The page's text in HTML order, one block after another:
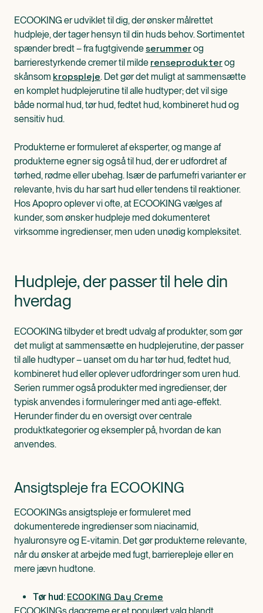
ECOOKING er udviklet til dig, der ønsker målrettet
hudpleje, der tager hensyn til din huds behov. Sortimentet
spænder bredt – fra fugtgivendeserummerog
barrierestyrkende cremer til milde renseprodukterog
skånsom kropspleje. Det gør det muligt at sammensætte
en komplet hudplejerutine til alle hudtyper; det vil sige
både normal hud, tør hud, fedtet hud, kombineret hud og
sensitiv hud.
Produkterne er formuleret af eksperter, og mange af
produkterne egner sig også til hud, der er udfordret af
tørhed, rødme eller ubehag. Især de parfumefri varianter er
relevante, hvis du har sart hud eller tendens til reaktioner.
Hos Apopro oplever vi ofte, at ECOOKING vælges af
kunder, som ønsker hudpleje med dokumenteret
virksomme ingredienser, men uden unødig kompleksitet.
Hudpleje, der passer til hele din
hverdag
ECOOKING tilbyder et bredt udvalg af produkter, som gør
det muligt at sammensætte en hudplejerutine, der passer
til alle hudtyper – uanset om du har tør hud, fedtet hud,
kombineret hud eller oplever udfordringer som uren hud.
Serien rummer også produkter med ingredienser, der
typisk anvendes i formuleringer med anti age-effekt.
Herunder finder du en oversigt over centrale
produktkategorier og eksempler på, hvordan de kan
anvendes.
Ansigtspleje fra ECOOKING
ECOOKINGs ansigtspleje er formuleret med
dokumenterede ingredienser som niacinamid,
hyaluronsyre og E-vitamin. Det gør produkterne relevante,
når du ønsker at arbejde med fugt, barrierepleje eller en
mere jævn hudtone.
Tør hud: ECOOKING Day Creme